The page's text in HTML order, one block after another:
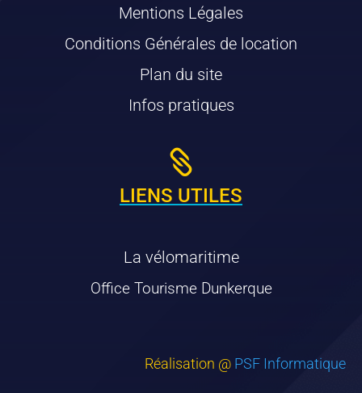
Mentions Légales
Conditions Générales de location
Plan du site
Infos pratiques

LIENS UTILES
La vélomaritime
Office Tourisme Dunkerque
Réalisation @ PSF Informatique